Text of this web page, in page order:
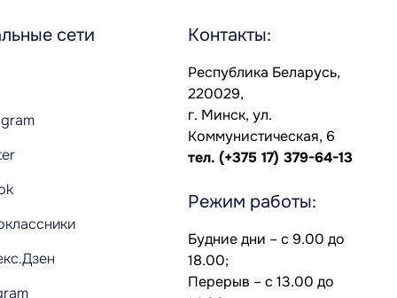
сети Контакты:
Республика Беларусь,
220029,
г. Минск, ул.
Коммунистическая, 6
тел. (+375 17) 379-64-13
Режим работы:
Будние дни – с 9.00 до
18.00;
Перерыв – с 13.00 до